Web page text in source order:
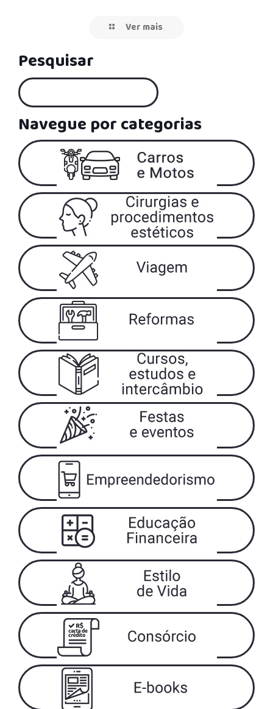
Ver mais
Pesquisar
Navegue por categorias